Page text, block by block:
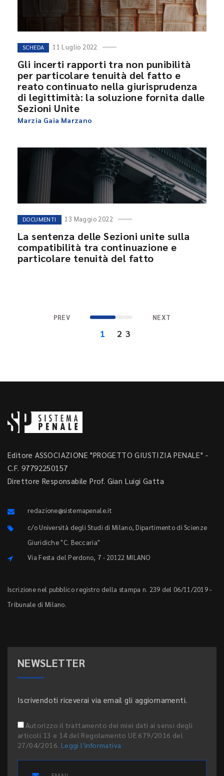
SCHEDA 11 Luglio 2022
Gli incerti rapporti tra non punibilità
per particolare tenuità del fatto e
reato continuato nella giurisprudenza
di legittimità: la soluzione fornita dalle
Sezioni Unite
Marzia Gaia Marzano
DOCUMENTI 13 Maggio 2022
La sentenza delle Sezioni unite sulla
compatibilità tra continuazione e
particolare tenuità del fatto
PREV
1 2 3
NEXT
Editore ASSOCIAZIONE "PROGETTO GIUSTIZIA PENALE" -
C.F. 97792250157
Direttore Responsabile Prof. Gian Luigi Gatta
redazione@sistemapenale.it
c/o Università degli Studi di Milano, Dipartimento di Scienze
Giuridiche "C. Beccaria"
Via Festa del Perdono, 7 - 20122 MILANO
Iscrizione nel pubblico registro della stampa n. 239 del 06/11/2019 -
Tribunale di Milano.
NEWSLETTER
Iscrivendoti riceverai via email gli aggiornamenti.
Autorizzo il trattamento dei miei dati ai sensi degli
articoli 13 e 14 del Regolamento UE 679/2016 del
27/04/2016. Leggi l'informativa